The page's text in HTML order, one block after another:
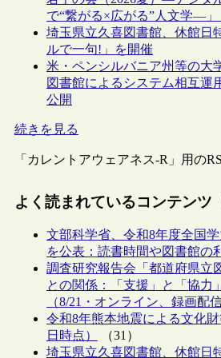
で“繋がる×広がる”人文学―」
埼玉県立久喜図書館、休館日
ルで一句!」を開催
米・ペンシルバニア州等の大
図書館によるシステム相互運
公開
続きを見る
「カレントアウェアネス-R」用の
よく読まれているコンテンツ
文部科学省、令和8年度全国
を公表：読書時間や図書館の
調査研究報告会「都道府県立
との関係：「支援」と「協力
（8/21・オンライン、録画配
令和8年熊本地震による文化
日時点）
（31）
埼玉県立久喜図書館、休館日